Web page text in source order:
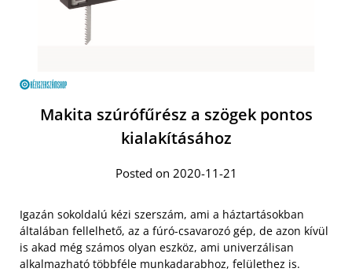
Makita szúrófűrész a szögek pontos
kialakításához
Posted on 2020-11-21
Igazán sokoldalú kézi szerszám, ami a háztartásokban
általában fellelhető, az a fúró-csavarozó gép, de azon kívül
is akad még számos olyan eszköz, ami univerzálisan
alkalmazható többféle munkadarabhoz, felülethez is.